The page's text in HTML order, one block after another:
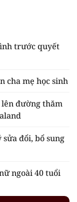
trước quyết
cha mẹ học sinh
lên đường thăm
đổi, bổ sung
ngoài 40 tuổi